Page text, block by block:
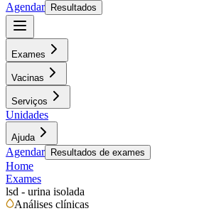
Agendar
Resultados
Exames
Vacinas
Serviços
Unidades
Ajuda
Agendar Resultados de exames
Home
Exames
lsd - urina isolada
Análises clínicas